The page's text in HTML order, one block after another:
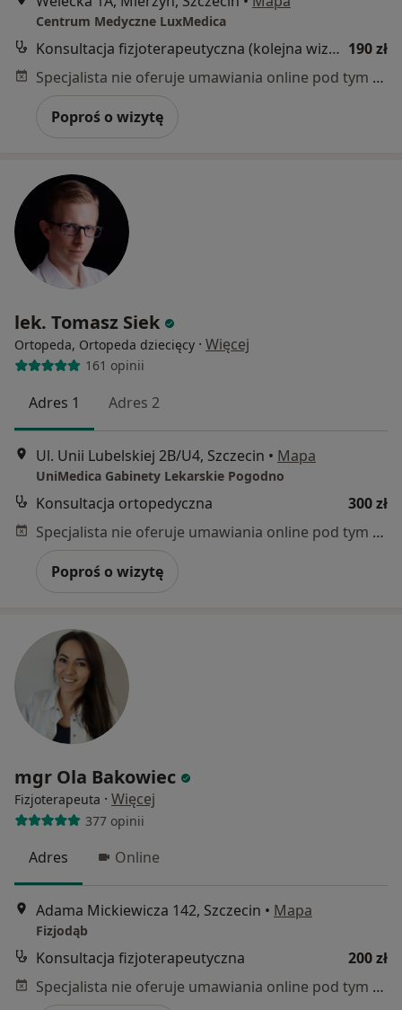
Centrum Medyczne LuxMedica
Konsultacja fizjoterapeutyczna (kolejna wizyta) 190 zł
Specjalista nie oferuje umawiania online pod tym adresem.
Poproś o wizytę
lek. Tomasz Siek
Ortopeda, Ortopeda dziecięcy · Więcej
161 opinii
Adres 1 Adres 2
Ul. Unii Lubelskiej 2B/U4, Szczecin • Mapa
UniMedica Gabinety Lekarskie Pogodno
Konsultacja ortopedyczna
300 zł
Specjalista nie oferuje umawiania online pod tym adresem.
Poproś o wizytę
mgr Ola Bakowiec
Fizjoterapeuta · Więcej
377 opinii
Adres Online
Adama Mickiewicza 142, Szczecin • Mapa
Fizjodąb
Konsultacja fizjoterapeutyczna
200 zł
Specjalista nie oferuje umawiania online pod tym adresem.